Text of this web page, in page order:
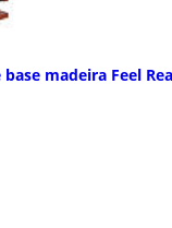
madeira Feel